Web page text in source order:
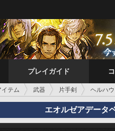
プレイガイド
イテム 武器 片手剣 ヘルハ
エオルゼアデータ